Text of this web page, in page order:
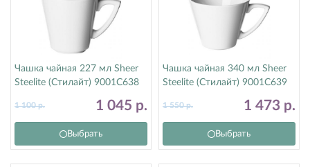
Чашка чайная 227 мл Sheer
Steelite (Стилайт) 9001C638
1 045 р.
1 100р.
Выбрать
Чашка чайная 340 мл Sheer
Steelite (Стилайт) 9001C639
1 473 р.
1 550р.
Выбрать